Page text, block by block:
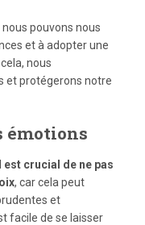
pouvons nous
et à adopter une
nous
et protégerons notre
émotions
crucial de ne pas
, car cela peut
et
facile de se laisser